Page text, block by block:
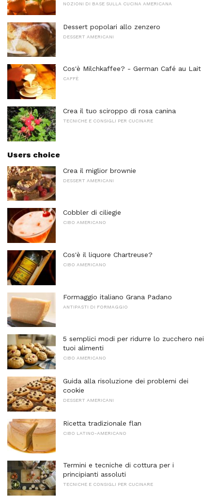
NOZIONI DI BASE SULLA CUCINA AMERICANA
Dessert popolari allo zenzero
DESSERT AMERICANI
Cos'è Milchkaffee? - German Café au Lait
CAFFÈ
Crea il tuo sciroppo di rosa canina
TECNICHE E CONSIGLI PER CUCINARE
Users choice
Crea il miglior brownie
DESSERT AMERICANI
Cobbler di ciliegie
CIBO AMERICANO
Cos'è il liquore Chartreuse?
CIBO AMERICANO
Formaggio italiano Grana Padano
ANTIPASTI DI FORMAGGIO
5 semplici modi per ridurre lo zucchero nei
tuoi alimenti
CIBO AMERICANO
Guida alla risoluzione dei problemi dei
cookie
DESSERT AMERICANI
Ricetta tradizionale flan
CIBO LATINO-AMERICANO
Termini e tecniche di cottura per i
principianti assoluti
TECNICHE E CONSIGLI PER CUCINARE